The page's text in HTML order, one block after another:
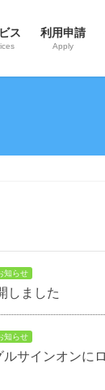
ス 利用申請
Apply
知らせ
しました
知らせ
サインオンに